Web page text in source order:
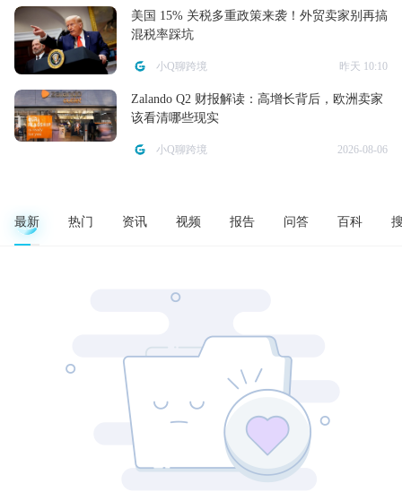
美国 15% 关税多重政策来袭！外贸卖家别再搞
混税率踩坑
小Q聊跨境 昨天 10:10
Zalando Q2 财报解读：高增长背后，欧洲卖家
该看清哪些现实
小Q聊跨境 2026-08-06
最新 热门 资讯 视频 报告 问答 百科